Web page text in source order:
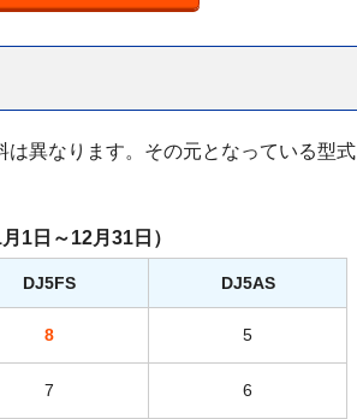
異なります。その元となっている型式
1日～12月31日）
DJ5FS DJ5AS
8 5
7 6